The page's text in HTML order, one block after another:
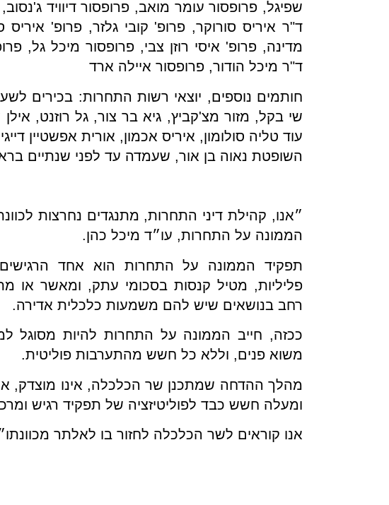
שפיגל, פרופסור עומר מואב, פרופסור דיוויד
ד"ר איריס סורוקר, פרופ' קובי גלזר, פרופ'
מדינה, פרופ' איסי רוזן צבי, פרופסור מיכל גל,
ד"ר מיכל הודור, פרופסור איילה ארד
חותמים נוספים, יוצאי רשות התחרות: בכירים
שי בקל, מזור מצ'קביץ, גיא בר צור, גל רוזנט,
עוד טליה סולומון, איריס אכמון, אורית אפשטיין
השופטת נאוה בן אור, שעמדה עד לפני שנתיים
״אנו, קהילת דיני התחרות, מתנגדים נחרצות
הממונה על התחרות, עו״ד מיכל כהן.
תפקיד הממונה על התחרות הוא אחד
פליליות, מטיל קנסות בסכומי עתק, ומאשר או
רחב בנושאים שיש להם משמעות כלכלית אדירה.
ככזה, חייב הממונה על התחרות להיות מסוגל
משוא פנים, וללא כל חשש מהתערבות פוליטית.
מהלך ההדחה שמתכנן שר הכלכלה, אינו מוצדק,
ומעלה חשש כבד לפוליטיזציה של תפקיד רגיש
אנו קוראים לשר הכלכלה לחזור בו לאלתר